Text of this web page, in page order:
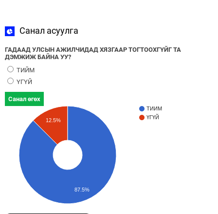
Санал асуулга
ГАДААД УЛСЫН АЖИЛЧИДАД ХЯЗГААР ТОГТООХГҮЙГ ТА
ДЭМЖИЖ БАЙНА УУ?
ТИЙМ
ҮГҮЙ
Санал өгөх
ТИЙМ
ҮГҮЙ
12.5%
87.5%